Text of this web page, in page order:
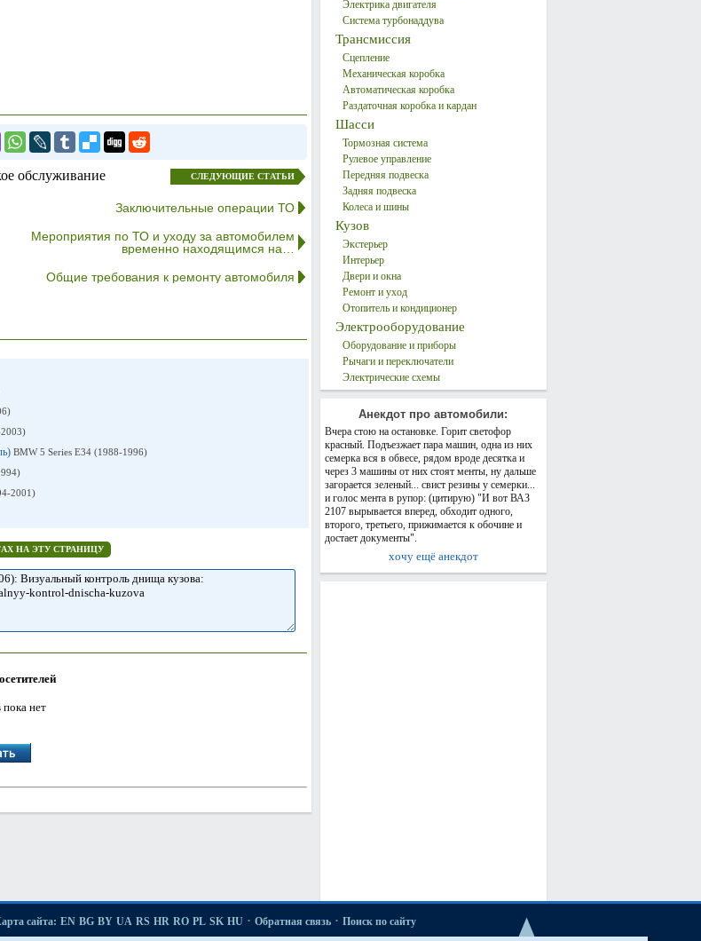
обслуживание СЛЕДУЮЩИЕ СТАТЬИ
Заключительные операции ТО
Мероприятия по ТО и уходу за автомобилем
временно находящимся на…
Общие требования к ремонту автомобиля
BMW 5 Series E34 (1988-1996)
2001)
НА ЭТУ СТРАНИЦУ
нет
Электрика двигателя
Система турбонаддува
Трансмиссия
Сцепление
Механическая коробка
Автоматическая коробка
Раздаточная коробка и кардан
Шасси
Тормозная система
Рулевое управление
Передняя подвеска
Задняя подвеска
Колеса и шины
Кузов
Экстерьер
Интерьер
Двери и окна
Ремонт и уход
Отопитель и кондиционер
Электрооборудование
Оборудование и приборы
Рычаги и переключатели
Электрические схемы
Анекдот про автомобили:
Вчера стою на остановке. Горит светофор
красный. Подъезжает пара машин, одна из них
семерка вся в обвесе, рядом вроде десятка и
через 3 машины от них стоят менты, ну дальше
загорается зеленый... свист резины у семерки...
и голос мента в рупор: (цитирую) "И вот ВАЗ
2107 вырывается вперед, обходит одного,
второго, третьего, прижимается к обочине и
достает документы".
хочу ещё анекдот
сайта: EN BG BY UA RS HR RO PL SK HU· Обратная связь· Поиск по сайту